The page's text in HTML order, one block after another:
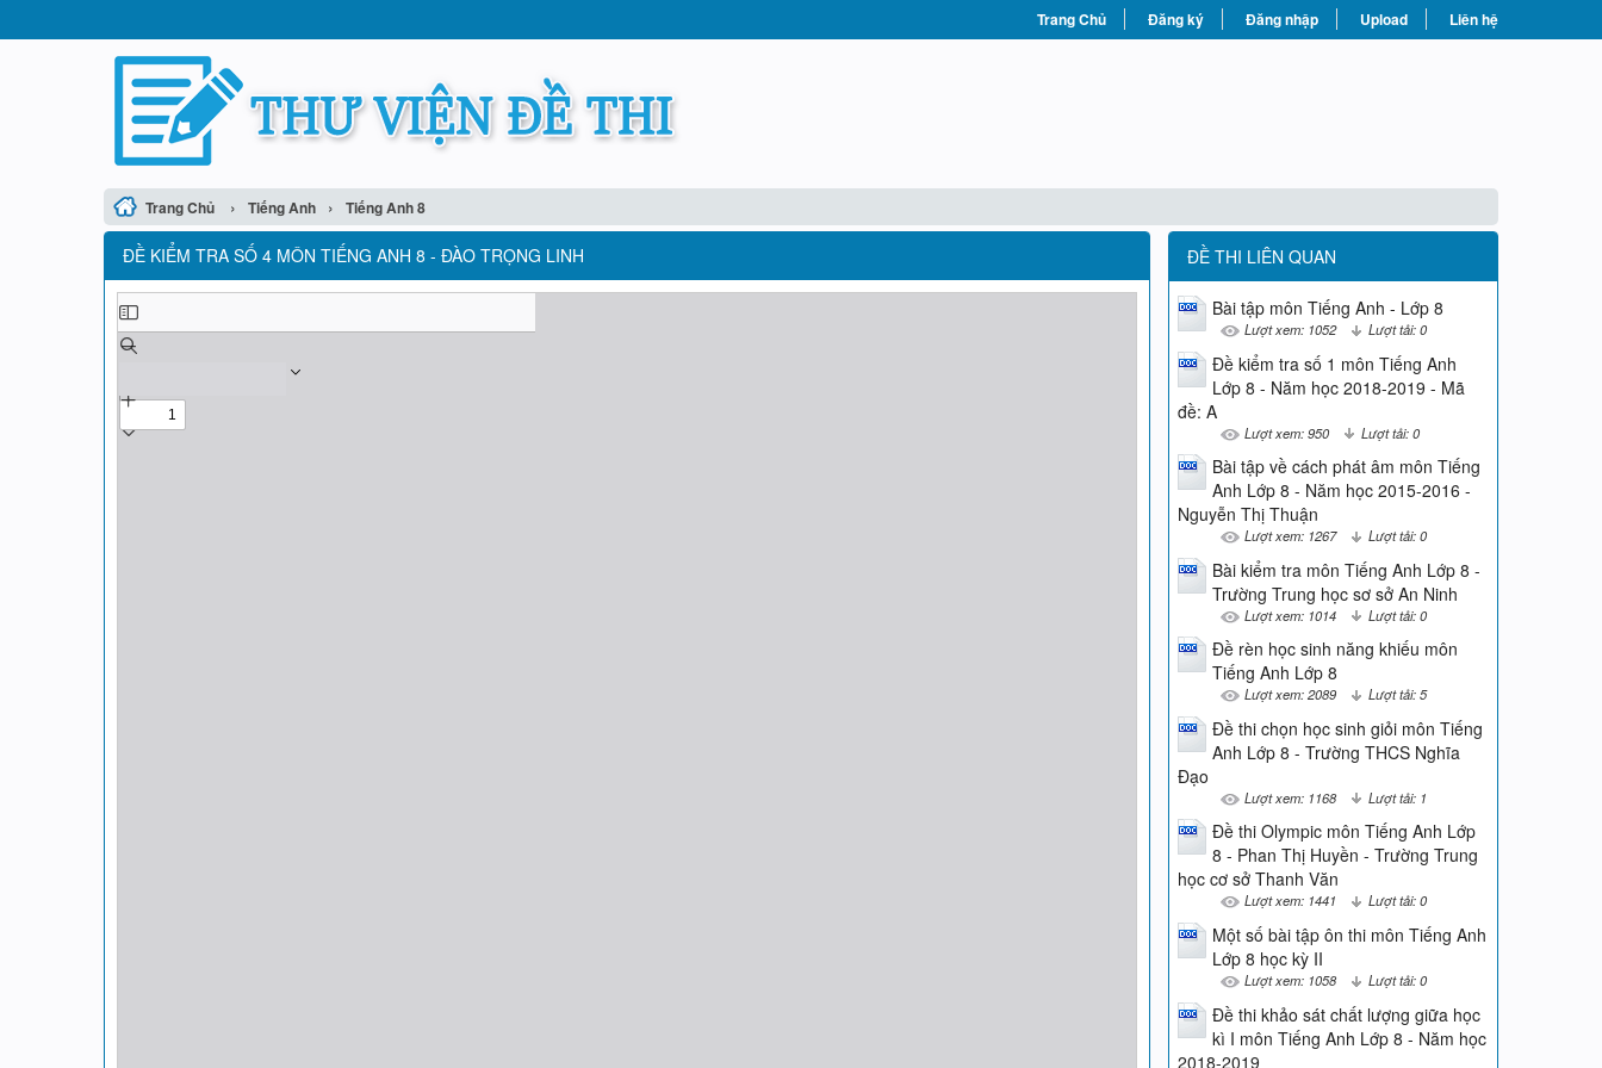
Trang Chủ Đăng ký Đăng nhập Upload Liên hệ
Trang Chủ › Tiếng Anh › Tiếng Anh 8
ĐỀ KIỂM TRA SỐ 4 MÔN TIẾNG ANH 8 - ĐÀO TRỌNG LINH ĐỀ THI LIÊN QUAN
Bài tập môn Tiếng Anh - Lớp 8
Lượt xem: 1052 Lượt tải: 0
Đề kiểm tra số 1 môn Tiếng Anh
Lớp 8 - Năm học 2018-2019 - Mã
đề: A
Lượt xem: 950 Lượt tải: 0
Bài tập về cách phát âm môn Tiếng
Anh Lớp 8 - Năm học 2015-2016 -
Nguyễn Thị Thuận
Lượt xem: 1267 Lượt tải: 0
Bài kiểm tra môn Tiếng Anh Lớp 8 -
Trường Trung học sơ sở An Ninh
Lượt xem: 1014 Lượt tải: 0
Đề rèn học sinh năng khiếu môn
Tiếng Anh Lớp 8
Lượt xem: 2089 Lượt tải: 5
Đề thi chọn học sinh giỏi môn Tiếng
Anh Lớp 8 - Trường THCS Nghĩa
Đạo
Lượt xem: 1168 Lượt tải: 1
Đề thi Olympic môn Tiếng Anh Lớp
8 - Phan Thị Huyền - Trường Trung
học cơ sở Thanh Văn
Lượt xem: 1441 Lượt tải: 0
Một số bài tập ôn thi môn Tiếng Anh
Lớp 8 học kỳ II
Lượt xem: 1058 Lượt tải: 0
Đề thi khảo sát chất lượng giữa học
kì I môn Tiếng Anh Lớp 8 - Năm học
2018-2019